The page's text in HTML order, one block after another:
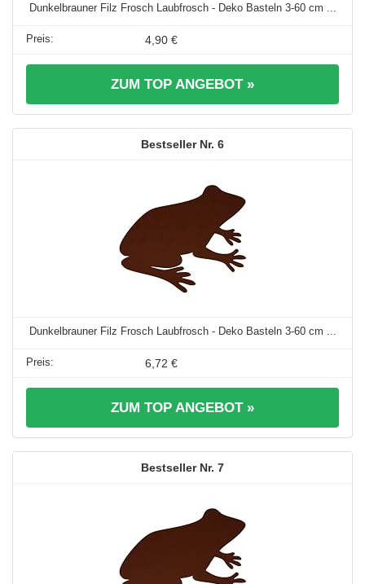
Dunkelbrauner Filz Frosch Laubfrosch - Deko Basteln 3-60 cm ...
4,90 €
ZUM TOP ANGEBOT »
6
Dunkelbrauner Filz Frosch Laubfrosch - Deko Basteln 3-60 cm ...
6,72 €
ZUM TOP ANGEBOT »
7